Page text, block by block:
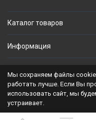
Каталог товаров
Информация
Политика персональных
Разработано вbodysite.ru
Мы сохраняем файлы cookie:
работать лучше. Если Вы
использовать сайт, мы
устраивает.